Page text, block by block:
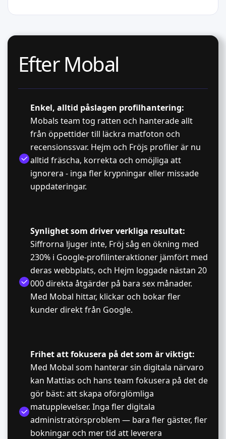
Efter Mobal
Enkel, alltid påslagen profilhantering:
Mobals team tog ratten och hanterade allt
från öppettider till läckra matfoton och
recensionssvar. Hejm och Fröjs profiler är nu
alltid fräscha, korrekta och omöjliga att
ignorera - inga fler krypningar eller missade
uppdateringar.
Synlighet som driver verkliga resultat:
Siffrorna ljuger inte, Fröj såg en ökning med
230% i Google-profilinteraktioner jämfört med
deras webbplats, och Hejm loggade nästan 20
000 direkta åtgärder på bara sex månader.
Med Mobal hittar, klickar och bokar fler
kunder direkt från Google.
Frihet att fokusera på det som är viktigt:
Med Mobal som hanterar sin digitala närvaro
kan Mattias och hans team fokusera på det de
gör bäst: att skapa oförglömliga
matupplevelser. Inga fler digitala
administratörsproblem — bara fler gäster, fler
bokningar och mer tid att leverera